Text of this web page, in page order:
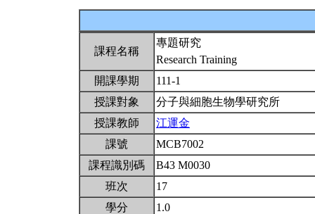
課程名稱
專題研究
Research Training
開課學期
111-1
授課對象
分子與細胞生物學研究所
授課教師
江運金
課號
MCB7002
課程識別碼
B43 M0030
班次
17
學分
1.0